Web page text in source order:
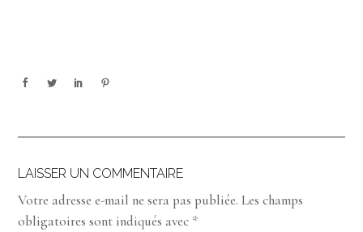
LAISSER UN COMMENTAIRE
Votre adresse e-mail ne sera pas publiée. Les champs
obligatoires sont indiqués avec *